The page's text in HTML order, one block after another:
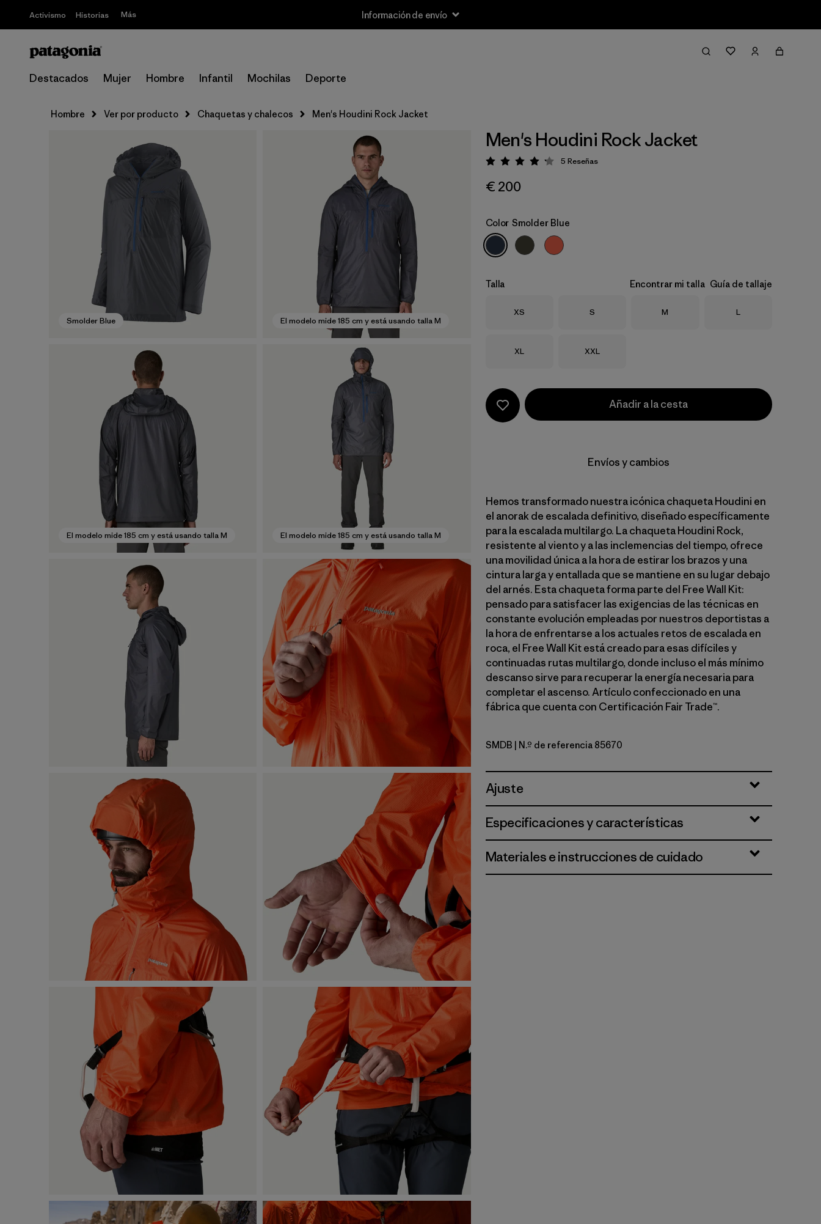
Activismo Historias Más Información de envío
Destacados Mujer Hombre Infantil Mochilas Deporte
Hombre Ver por producto Chaquetas y chalecos Men's Houdini Rock Jacket
Smolder Blue El modelo mide 185 cm y está usando talla M
El modelo mide 185 cm y está usando talla M El modelo mide 185 cm y está usando talla M
Men's Houdini Rock Jacket
Puntuación: 4.2 / 5
5 Reseñas
€ 200
Color Smolder Blue
Talla Encontrar mi talla Guía de tallaje
Talla
XS Talla
S Talla
M Talla
L
Talla
XL Talla
XXL
Añadir a la cesta
Envíos y cambios
Hemos transformado nuestra icónica chaqueta Houdini en
el anorak de escalada definitivo, diseñado específicamente
para la escalada multilargo. La chaqueta Houdini Rock,
resistente al viento y a las inclemencias del tiempo, ofrece
una movilidad única a la hora de estirar los brazos y una
cintura larga y entallada que se mantiene en su lugar debajo
del arnés. Esta chaqueta forma parte del Free Wall Kit:
pensado para satisfacer las exigencias de las técnicas en
constante evolución empleadas por nuestros deportistas a
la hora de enfrentarse a los actuales retos de escalada en
roca, el Free Wall Kit está creado para esas difíciles y
continuadas rutas multilargo, donde incluso el más mínimo
descanso sirve para recuperar la energía necesaria para
completar el ascenso. Artículo confeccionado en una
fábrica que cuenta con Certificación Fair Trade™.
Smolder Blue
SMDB | N.º de referencia 85670
Ajuste
Especificaciones y características
Materiales e instrucciones de cuidado